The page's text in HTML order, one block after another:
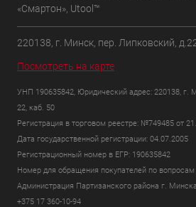
«Смартон», Utool™
220138, г. Минск, пер. Липковский,
Посмотреть на карте
УНП 190635842, Юридический адрес: 220138, г.
22, каб. 50
Регистрация в торговом реестре: №749485 от
Дата государственной регистрации: 04.07.2005
Регистрационный номер в ЕГР: 190635842
Номер для обращения покупателей по
Администрация Партизанского района г.
+375 17 360-10-94